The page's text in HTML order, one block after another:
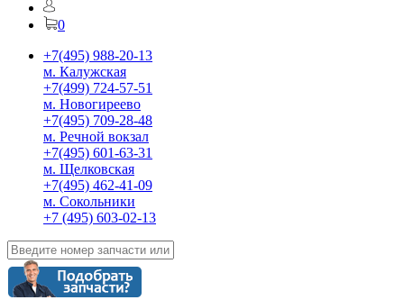
0
+7(495) 988-20-13
м. Калужская
+7(499) 724-57-51
м. Новогиреево
+7(495) 709-28-48
м. Речной вокзал
+7(495) 601-63-31
м. Щелковская
+7(495) 462-41-09
м. Сокольники
+7 (495) 603-02-13